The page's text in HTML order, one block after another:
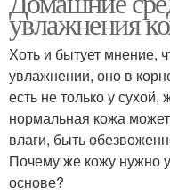
увлажнения
Хоть и бытует мнение,
увлажнении, оно в
есть не только у
нормальная кожа
влаги, быть
Почему же кожу нужно
основе?